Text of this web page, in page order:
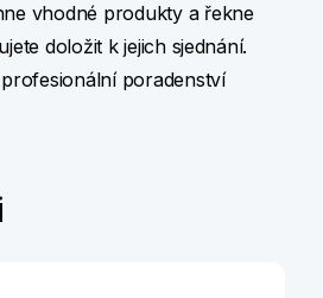
vhodné produkty a řekne
doložit k jejich sjednání.
poradenství